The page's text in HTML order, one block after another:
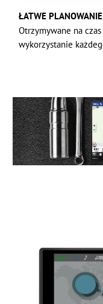
ŁATWE
Otrzymywane na
wykorzystanie